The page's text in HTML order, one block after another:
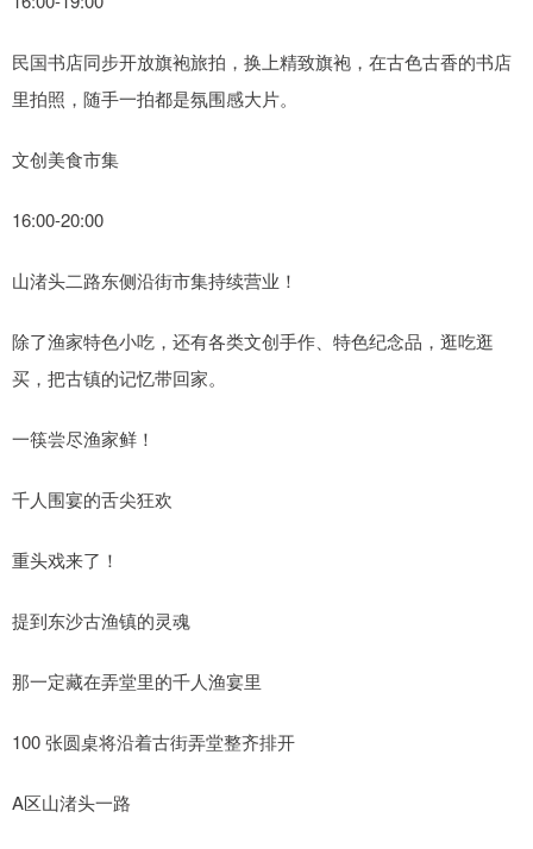
民国书店同步开放旗袍旅拍，换上精致旗袍，在古色古香的书店
里拍照，随手一拍都是氛围感大片。
文创美食市集
16:00-20:00
山渚头二路东侧沿街市集持续营业！
除了渔家特色小吃，还有各类文创手作、特色纪念品，逛吃逛
买，把古镇的记忆带回家。
一筷尝尽渔家鲜！
千人围宴的舌尖狂欢
重头戏来了！
提到东沙古渔镇的灵魂
那一定藏在弄堂里的千人渔宴里
100 张圆桌将沿着古街弄堂整齐排开
A区山渚头一路